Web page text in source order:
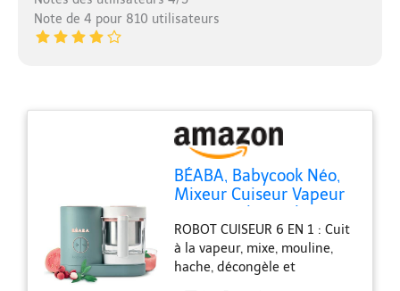
Note de 4 pour 810 utilisateurs
BÉABA, Babycook Néo,
Mixeur Cuiseur Vapeur
Fabriqué en France, Bol
en Verre, Cuve Inox,
Grande contenance,
ROBOT CUISEUR 6 EN 1 : Cuit
à la vapeur, mixe, mouline,
hache, décongèle et